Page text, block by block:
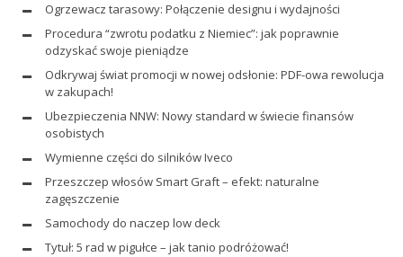
Ogrzewacz tarasowy: Połączenie designu i wydajności
Procedura “zwrotu podatku z Niemiec”: jak poprawnie
odzyskać swoje pieniądze
Odkrywaj świat promocji w nowej odsłonie: PDF-owa rewolucja
w zakupach!
Ubezpieczenia NNW: Nowy standard w świecie finansów
osobistych
Wymienne części do silników Iveco
Przeszczep włosów Smart Graft – efekt: naturalne
zagęszczenie
Samochody do naczep low deck
Tytuł: 5 rad w pigułce – jak tanio podróżować!